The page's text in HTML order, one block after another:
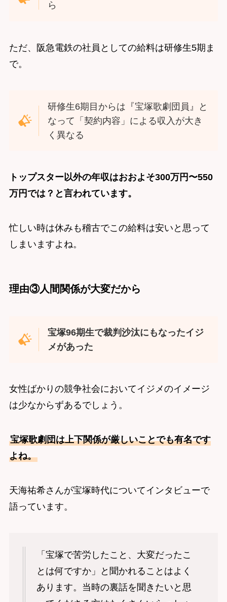
ら
ただ、阪急電鉄の社員としての給料は研修生5期ま
で。
研修生6期目からは『宝塚歌劇団員』と
なって「契約内容」による収入が大き
く異なる
トップスター以外の年収はおおよそ300万円〜550
万円では？と言われています。
忙しい時は休みも稽古でこの給料は安いと思って
しまいますよね。
理由③人間関係が大変だから
宝塚96期生で裁判沙汰にもなったイジ
メがあった
女性ばかりの競争社会においてイジメのイメージ
は少なからずあるでしょう。
宝塚歌劇団は上下関係が厳しいことでも有名です
よね。
天海祐希さんが宝塚時代についてインタビューで
語っています。
「宝塚で苦労したこと、大変だったこ
とは何ですか」と聞かれることはよく
あります。当時の裏話を聞きたいと思